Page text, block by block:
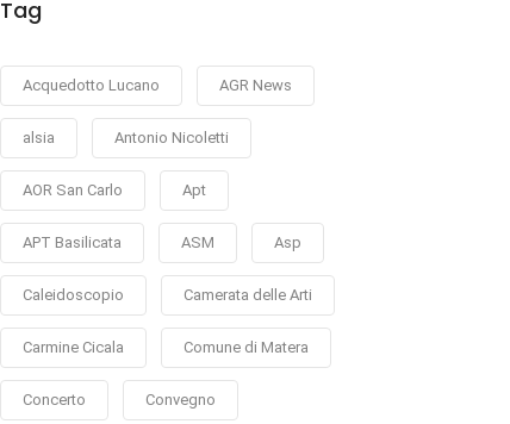
Tag
Acquedotto Lucano AGR News
alsia Antonio Nicoletti
AOR San Carlo Apt
APT Basilicata ASM Asp
Caleidoscopio Camerata delle Arti
Carmine Cicala Comune di Matera
Concerto Convegno